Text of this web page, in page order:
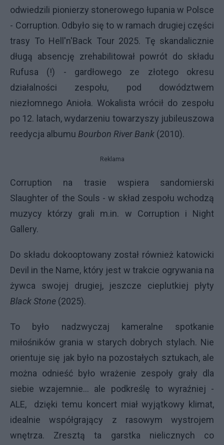
odwiedzili pionierzy stonerowego łupania w Polsce
- Corruption. Odbyło się to w ramach drugiej części
trasy To Hell'n'Back Tour 2025. Tę skandalicznie
długą absencję zrehabilitował powrót do składu
Rufusa (!) - gardłowego ze złotego okresu
działalności zespołu, pod dowództwem
niezłomnego Anioła. Wokalista wrócił do zespołu
po 12. latach, wydarzeniu towarzyszy jubileuszowa
reedycja albumu Bourbon River Bank (2010).
Reklama
Corruption na trasie wspiera sandomierski
Slaughter of the Souls - w skład zespołu wchodzą
muzycy którzy grali m.in. w Corruption i Night
Gallery.
Do składu dokooptowany został również katowicki
Devil in the Name, który jest w trakcie ogrywania na
żywca swojej drugiej, jeszcze cieplutkiej płyty
Black Stone (2025).
To było nadzwyczaj kameralne spotkanie
miłośników grania w starych dobrych stylach. Nie
orientuje się jak było na pozostałych sztukach, ale
można odnieść było wrażenie zespoły grały dla
siebie wzajemnie... ale podkreślę to wyraźniej -
ALE, dzięki temu koncert miał wyjątkowy klimat,
idealnie współgrający z rasowym wystrojem
wnętrza. Zresztą ta garstka nielicznych co